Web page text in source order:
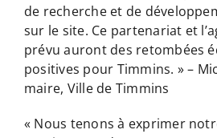
de recherche et de
sur le site. Ce partenariat et
prévu auront des retombées
positives pour Timmins. » –
maire, Ville de Timmins
« Nous tenons à exprimer